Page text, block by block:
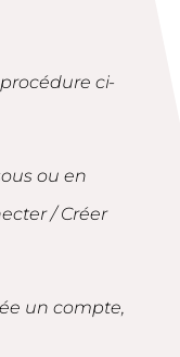
ci-
ou en
/ Créer
un compte,